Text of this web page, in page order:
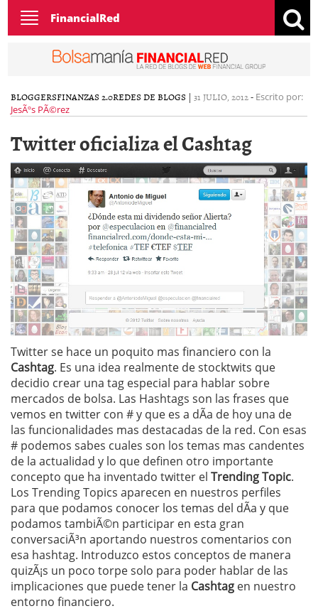
Toggle
navigation
FinancialRed
BLOGGERSFINANZAS 2.0REDES DE BLOGS | 31 JULIO, 2012- Escrito por:
JesÃºs PÃ©rez
Twitter oficializa el Cashtag
Twitter se hace un poquito mas financiero con la
Cashtag. Es una idea realmente de stocktwits que
decidio crear una tag especial para hablar sobre
mercados de bolsa. Las Hashtags son las frases que
vemos en twitter con # y que es a dÃ­a de hoy una de
las funcionalidades mas destacadas de la red. Con esas
# podemos sabes cuales son los temas mas candentes
de la actualidad y lo que definen otro importante
concepto que ha inventado twitter el Trending Topic.
Los Trending Topics aparecen en nuestros perfiles
para que podamos conocer los temas del dÃ­a y que
podamos tambiÃ©n participar en esta gran
conversaciÃ³n aportando nuestros comentarios con
esa hashtag. Introduzco estos conceptos de manera
quizÃ¡s un poco torpe solo para poder hablar de las
implicaciones que puede tener la Cashtag en nuestro
entorno financiero.